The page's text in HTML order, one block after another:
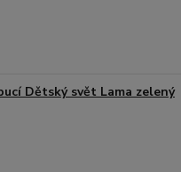
Dětský svět Lama zelený